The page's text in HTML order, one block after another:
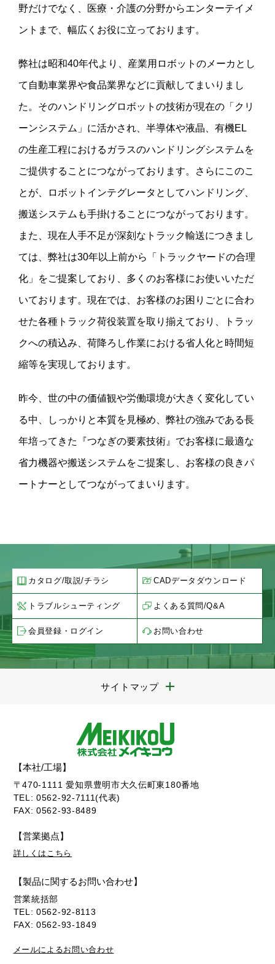
野だけでなく、医療・介護の分野からエンターテイメ
ントまで、幅広くお役に立っております。
弊社は昭和40年代より、産業用ロボットのメーカとし
て自動車業界や食品業界などに貢献してまいりまし
た。そのハンドリングロボットの技術が現在の「クリ
ーンシステム」に活かされ、半導体や液晶、有機EL
の生産工程におけるガラスのハンドリングシステムを
ご提供することにつながっております。さらにこのこ
とが、ロボットインテグレータとしてハンドリング、
搬送システムも手掛けることにつながっております。
また、現在人手不足が深刻なトラック輸送につきまし
ては、弊社は30年以上前から「トラックヤードの合理
化」をご提案しており、多くのお客様にお使いいただ
いております。現在では、お客様のお困りごとに合わ
せた各種トラック荷役装置を取り揃えており、トラッ
クへの積込み、荷降ろし作業における省人化と時間短
縮等を実現しております。
昨今、世の中の価値観や労働環境が大きく変化してい
る中、しっかりと本質を見極め、弊社の強みである長
年培ってきた『つなぎの要素技術』でお客様に最適な
省力機器や搬送システムをご提案し、お客様の良きパ
ートナーとしてつながってまいります。
カタログ/取説/チラシ CADデータダウンロード
トラブルシューティング よくある質問/Q&A
会員登録・ログイン お問い合わせ
サイトマップ
【本社/工場】
〒470-1111 愛知県豊明市大久伝町東180番地
TEL: 0562-92-7111(代表)
FAX: 0562-93-8489
【営業拠点】
詳しくはこちら
【製品に関するお問い合わせ】
営業統括部
TEL: 0562-92-8113
FAX: 0562-93-1849
メールによるお問い合わせ